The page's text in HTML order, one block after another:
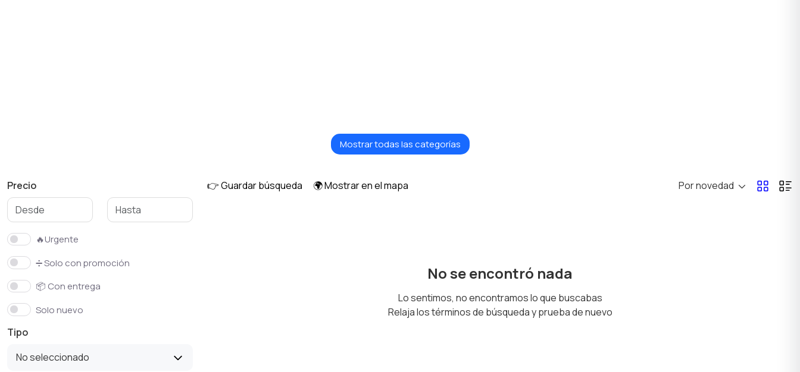
Mostrar todas las categorías
Precio
🔥Urgente
➗ Solo con promoción
📦 Con entrega
Solo nuevo
Tipo
No seleccionado
👉 Guardar búsqueda 🌍 Mostrar en el mapa Por novedad
No se encontró nada
Lo sentimos, no encontramos lo que buscabas
Relaja los términos de búsqueda y prueba de nuevo